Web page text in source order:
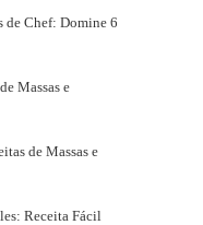
de Chef: Domine 6
Massas e
de Massas e
Receita Fácil